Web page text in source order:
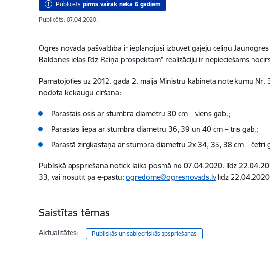
Publicēts pirms vairāk nekā 6 gadiem
Publicēts: 07.04.2020.
Ogres novada pašvaldība ir ieplānojusi izbūvēt gājēju celiņu
Baldones ielas līdz Raiņa prospektam” realizāciju ir nepieciešams
Pamatojoties uz 2012. gada 2. maija Ministru kabineta noteikumu
nodota kokaugu ciršana:
Parastais osis ar stumbra diametru 30 cm – viens gab.;
Parastās liepa ar stumbra diametru 36, 39 un 40 cm – trīs gab.;
Parastā zirgkastaņa ar stumbra diametru 2x 34, 35, 38 cm – četri
Publiskā apspriešana notiek laika posmā no 07.04.2020. līdz
33, vai nosūtīt pa e-pastu: ogredome@ogresnovads.lvlīdz
Saistītas tēmas
Aktualitātes: Publiskās un sabiedriskās apspriešanas